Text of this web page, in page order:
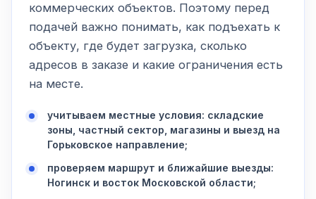
коммерческих объектов. Поэтому перед
подачей важно понимать, как подъехать к
объекту, где будет загрузка, сколько
адресов в заказе и какие ограничения есть
на месте.
учитываем местные условия: складские
зоны, частный сектор, магазины и выезд на
Горьковское направление;
проверяем маршрут и ближайшие выезды:
Ногинск и восток Московской области;